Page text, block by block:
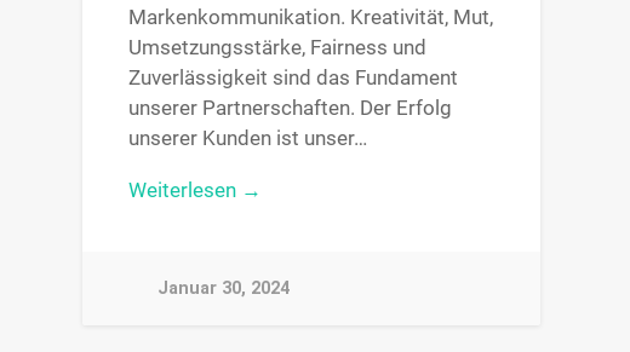
Markenkommunikation. Kreativität, Mut,
Umsetzungsstärke, Fairness und
Zuverlässigkeit sind das Fundament
unserer Partnerschaften. Der Erfolg
unserer Kunden ist unser…
Weiterlesen →
Januar 30, 2024